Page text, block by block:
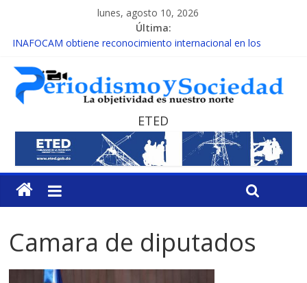
lunes, agosto 10, 2026
Última:
INAFOCAM obtiene reconocimiento internacional en los
15 de febrero de cada año es Día Nacional de la lucha contra el
cáncer infantil
EL ENFOQUE UNILATERAL DE LA COALICIÓN
MESCyT y Universidad Albizu apoyarán rehabilitación de
reclusos
MESCyT presenta calendario de Consulta Nacional por la
Educación
ETED
Camara de diputados